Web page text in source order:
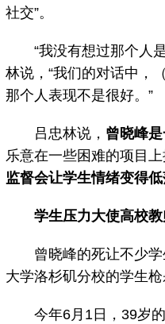
社交”。
“我没有想过那个人是
林说，“我们的对话中，
那个人表现不是很好。”
吕忠林说， 曾晓峰
乐意在一些困难的项目
监督会让学生情绪变得
学生压力大使高校
曾晓峰的死让不少学
大学洛杉矶分校的学生枪
今年6月1日，39岁的